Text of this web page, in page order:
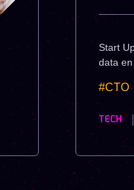
Start
data
#CTO
TECH